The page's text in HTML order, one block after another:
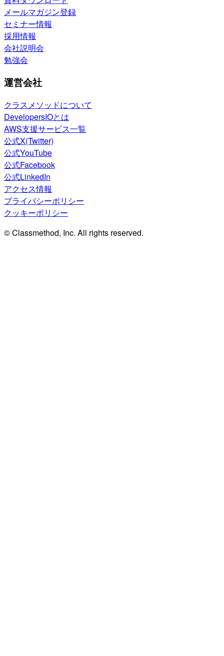
メールマガジン登録
セミナー情報
採用情報
会社説明会
勉強会
運営会社
クラスメソッドについて
DevelopersIOとは
AWS支援サービス一覧
公式X(Twitter)
公式YouTube
公式Facebook
公式LinkedIn
アクセス情報
プライバシーポリシー
クッキーポリシー
© Classmethod, Inc. All rights reserved.